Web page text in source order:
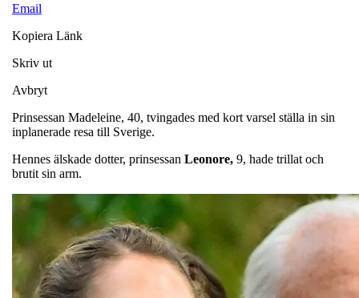
Email
Kopiera Länk
Skriv ut
Avbryt
Prinsessan Madeleine, 40, tvingades med kort varsel ställa in sin
inplanerade resa till Sverige.
Hennes älskade dotter, prinsessan Leonore, 9, hade trillat och
brutit sin arm.